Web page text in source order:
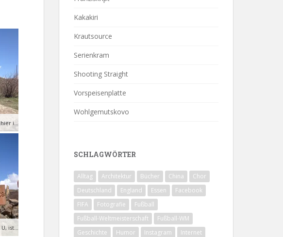
Kein P, kein Rubelzeichen: das hier ist ein K.
Sieht aus wie ein umgedrehtes U, ist aber ein O oder VO.
Kakakiri
Krautsource
Serienkram
Shooting Straight
Vorspeisenplatte
Wohlgemutskovo
SCHLAGWÖRTER
Alltag Architektur Bücher China
Chor
Deutschland
England Essen
Facebook
FIFA
Fotografie
Fußball
Fußball-Weltmeisterschaft
Fußball-WM
Geschichte
Humor Instagram
Internet